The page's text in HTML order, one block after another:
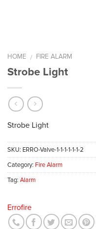
HOME / FIRE ALARM
Strobe Light
Strobe Light
SKU: ERRO-Valve-1-1-1-1-1-1-2
Category: Fire Alarm
Tag: Alarm
Errofire